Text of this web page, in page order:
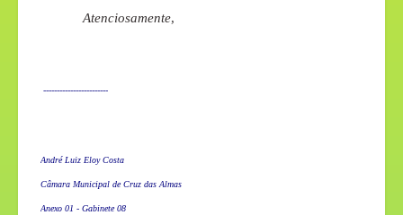
Atenciosamente,
------------------------
André Luiz Eloy Costa
Câmara Municipal de Cruz das Almas
Anexo 01 - Gabinete 08